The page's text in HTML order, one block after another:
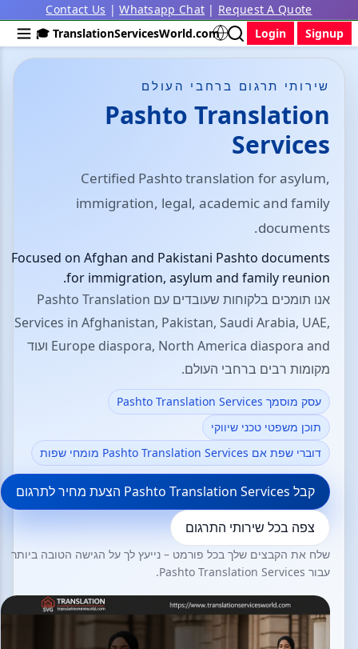
Contact Us |Whatsapp Chat | Request A Quote
🎓 TranslationServicesWorld.com
Login Signup
שירותי תרגום ברחבי העולם
Pashto Translation
Services
Certified Pashto translation for asylum,
immigration, legal, academic and family
documents.
Focused on Afghan and Pakistani Pashto documents
for immigration, asylum and family reunion.
אנו תומכים בלקוחות שעובדים עם Pashto Translation
Services in Afghanistan, Pakistan, Saudi Arabia, UAE,
Europe diaspora, North America diaspora and ועוד
מקומות רבים ברחבי העולם.
עסק מוסמך Pashto Translation Services
תוכן משפטי טכני שיווקי
דוברי שפת אם Pashto Translation Services מומחי שפות
קבל Pashto Translation Services הצעת מחיר לתרגום
צפה בכל שירותי התרגום
שלח את הקבצים שלך בכל פורמט – נייעץ לך על הגישה הטובה ביותר
עבור Pashto Translation Services.